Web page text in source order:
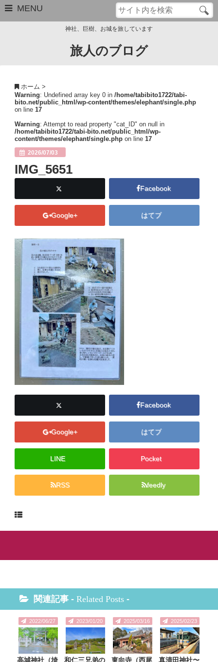
MENU
サイトマップ
Close
神社、巨樹、お城を旅しています
旅人のブログ
ホーム >
Warning: Undefined array key 0 in /home/tabibito1722/tabi-
bito.net/public_html/wp-content/themes/elephant/single.php
on line 17
Warning: Attempt to read property "cat_ID" on null in
/home/tabibito1722/tabi-bito.net/public_html/wp-
content/themes/elephant/single.php on line 17
2026/07/03
IMG_5651
Facebook
Google+ はてブ
Facebook
Google+ はてブ
LINE Pocket
RSS feedly
関連記事 - Related Posts -
2022/06/27
高城神社（埼
2023/01/20
和仁三兄弟の
2025/03/16
東向寺（西尾
2025/02/23
真清田神社〜